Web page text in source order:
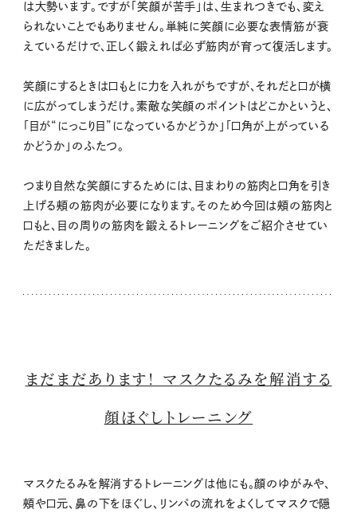
は大勢います。ですが「笑顔が苦手」は、生まれつきでも、変え
られないことでもありません。単純に笑顔に必要な表情筋が衰
えているだけで、正しく鍛えれば必ず筋肉が育って復活します。
笑顔にするときは口もとに力を入れがちですが、それだと口が横
に広がってしまうだけ。素敵な笑顔のポイントはどこかというと、
「目が“にっこり目”になっているかどうか」「口角が上がっている
かどうか」のふたつ。
つまり自然な笑顔にするためには、目まわりの筋肉と口角を引き
上げる頰の筋肉が必要になります。そのため今回は頰の筋肉と
口もと、目の周りの筋肉を鍛えるトレーニングをご紹介させてい
ただきました。
まだまだあります！ マスクたるみを解消する
顔ほぐしトレーニング
マスクたるみを解消するトレーニングは他にも。顔のゆがみや、
頰や口元、鼻の下をほぐし、リンパの流れをよくしてマスクで隠